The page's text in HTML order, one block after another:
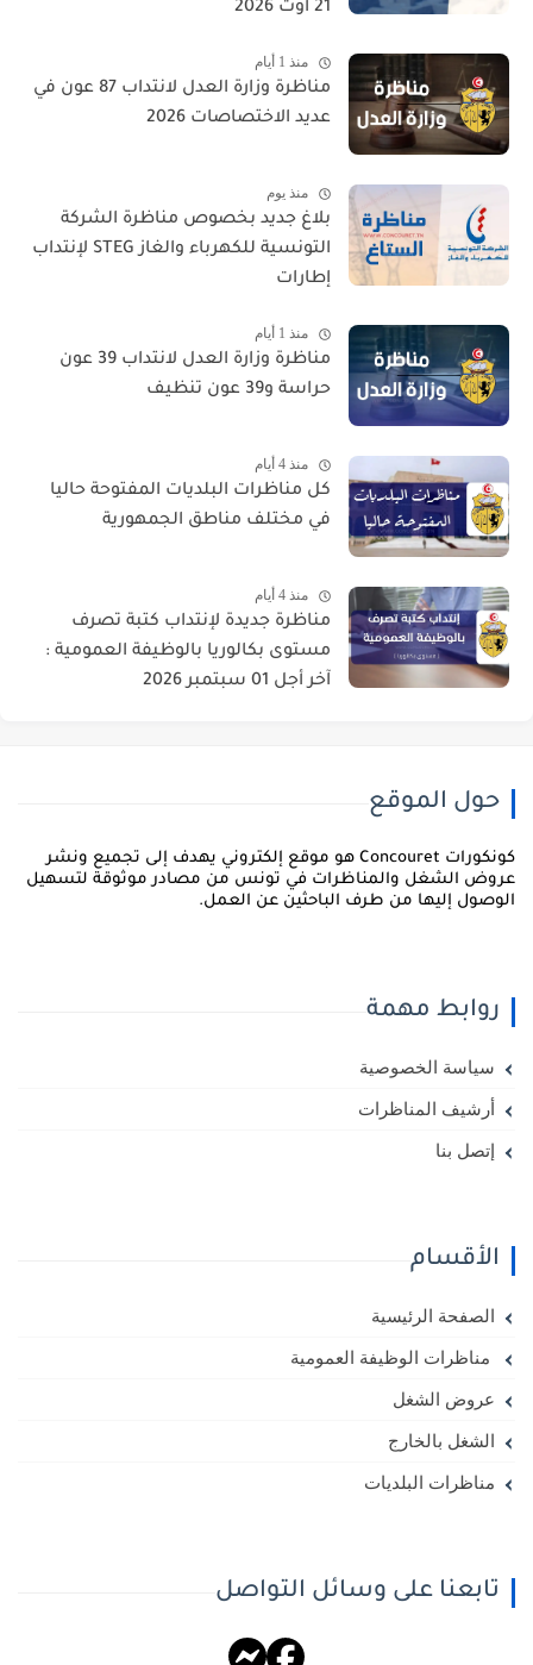
21 أوت 2026
منذ 1 أيام
مناظرة وزارة العدل لانتداب 87 عون في
عديد الاختصاصات 2026
منذ يوم
بلاغ جديد بخصوص مناظرة الشركة
التونسية للكهرباء والغاز STEG لإنتداب
إطارات
منذ 1 أيام
مناظرة وزارة العدل لانتداب 39 عون
حراسة و39 عون تنظيف
منذ 4 أيام
كل مناظرات البلديات المفتوحة حاليا
في مختلف مناطق الجمهورية
منذ 4 أيام
مناظرة جديدة لإنتداب كتبة تصرف
مستوى بكالوريا بالوظيفة العمومية :
آخر أجل 01 سبتمبر 2026
حول الموقع
كونكورات Concouret هو موقع إلكتروني يهدف إلى تجميع ونشر
الشغل والمناظرات في تونس من مصادر موثوقة لتسهيل
إليها من طرف الباحثين عن العمل.
روابط مهمة
سياسة الخصوصية
أرشيف المناظرات
إتصل بنا
الأقسام
الصفحة الرئيسية
مناظرات الوظيفة العمومية
عروض الشغل
الشغل بالخارج
مناظرات البلديات
تابعنا على وسائل التواصل